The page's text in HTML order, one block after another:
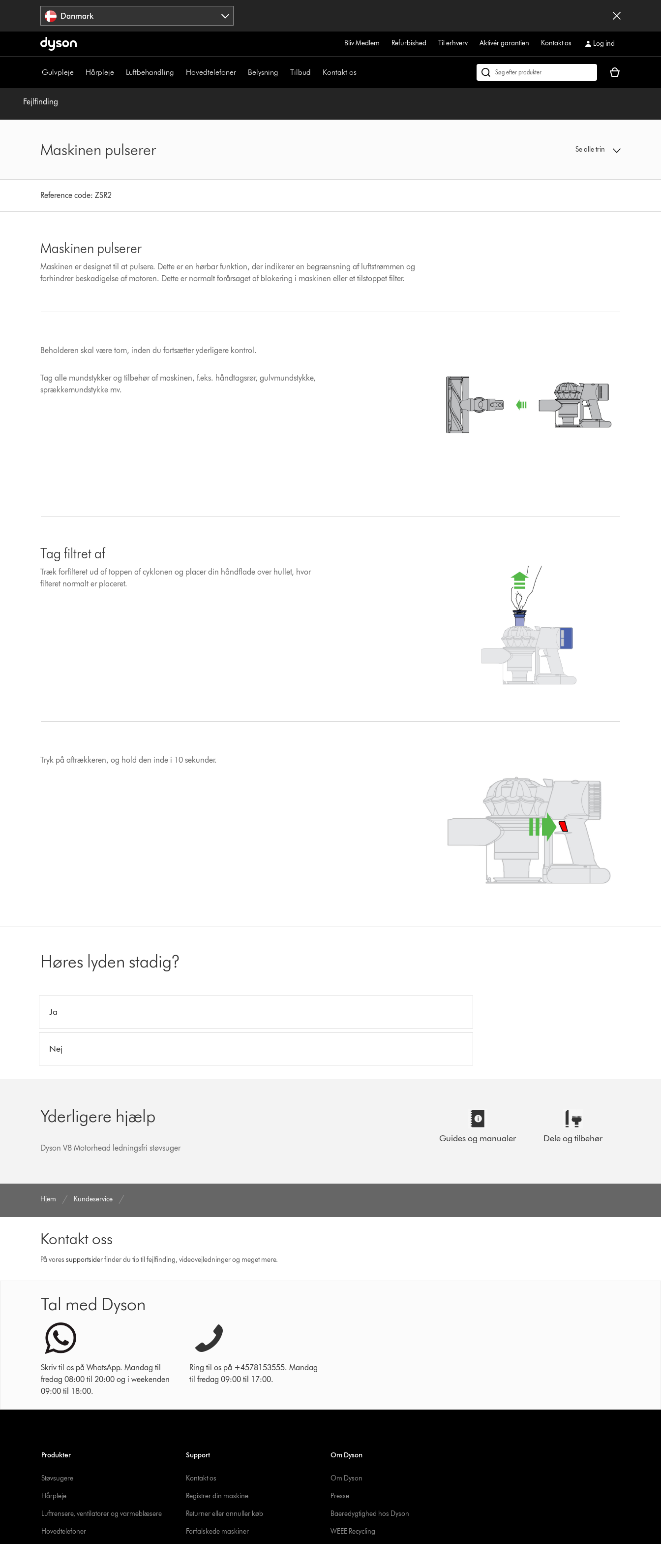
Danmark
Bliv Medlem Refurbished Til erhverv Aktivér garantien Kontakt os Log ind
Gulvpleje Hårpleje Luftbehandling Hovedtelefoner Belysning Tilbud Kontakt os
Søg
Indkøbskurven
Fejlfinding
Se alle trin
Maskinen pulserer
Reference code:ZSR2
Maskinen pulserer
Maskinen er designet til at pulsere. Dette er en hørbar funktion, der indikerer en begrænsning af luftstrømmen og
forhindrer beskadigelse af motoren. Dette er normalt forårsaget af blokering i maskinen eller et tilstoppet filter.
Beholderen skal være tom, inden du fortsætter yderligere kontrol.
Tag alle mundstykker og tilbehør af maskinen, f.eks. håndtagsrør, gulvmundstykke,
sprækkemundstykke mv.
Tag filtret af
Træk forfilteret ud af toppen af ​​cyklonen og placer din håndflade over hullet, hvor
filteret normalt er placeret.
Tryk på aftrækkeren, og hold den inde i 10 sekunder.
Høres lyden stadig?
Ja
Nej
Yderligere hjælp
Dyson V8 Motorhead ledningsfri støvsuger
Guides og manualer Dele og tilbehør
Hjem Kundeservice
Kontakt oss
På voressupport­siderfinder du tip til fejlfinding, video­vejledninger og meget mere.
Tal med Dyson
Skriv til os på WhatsApp. Mandag til
fredag 08:00 til 20:00 og i weekenden
09:00 til 18:00.
Ring til os på +4578153555. Mandag
til fredag 09:00 til 17:00.
Produkter
Støvsugere
Hårpleje
Luftrensere, ventilatorer og varmeblæsere
Hovedtelefoner
Support
Kontakt os
Registrer din maskine
Returner eller annuller køb
Forfalskede maskiner
Om Dyson
Om Dyson
Presse
Baeredygtighed hos Dyson
WEEE Recycling